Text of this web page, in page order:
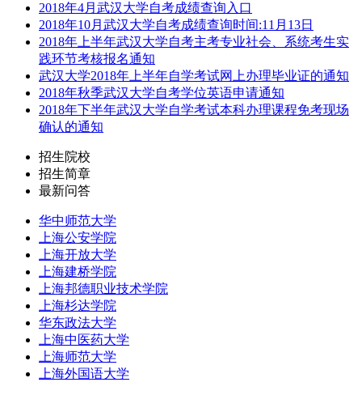
2018年4月武汉大学自考成绩查询入口
2018年10月武汉大学自考成绩查询时间:11月13日
2018年上半年武汉大学自考主考专业社会、系统考生实
践环节考核报名通知
武汉大学2018年上半年自学考试网上办理毕业证的通知
2018年秋季武汉大学自考学位英语申请通知
2018年下半年武汉大学自学考试本科办理课程免考现场
确认的通知
招生院校
招生简章
最新问答
华中师范大学
上海公安学院
上海开放大学
上海建桥学院
上海邦德职业技术学院
上海杉达学院
华东政法大学
上海中医药大学
上海师范大学
上海外国语大学